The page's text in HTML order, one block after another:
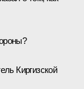
Киргизской